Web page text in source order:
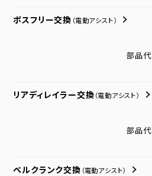
ボスフリー交換 （電動アシスト）
部品代
リアディレイラー交換 （電動アシスト）
部品代
ベルクランク交換 （電動アシスト）